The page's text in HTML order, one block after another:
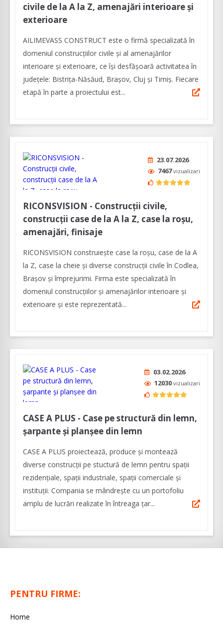
civile de la A la Z, amenajări interioare și
exterioare
AILIMEVASS CONSTRUCT este o firmă specializată în
domeniul construcțiilor civile și al amenajărilor
interioare și exterioare, ce își desfășoară activitatea în
județele: Bistrița-Năsăud, Brașov, Cluj și Timiș. Fiecare
etapă în parte a proiectului est...
23.07.2026
7467vizualizari
RICONSVISION - Construcții civile,
construcții case de la A la Z, case la roșu,
amenajări, finisaje
RICONSVISION construiește case la roșu, case de la A
la Z, case la cheie și diverse construcții civile în Codlea,
Brașov și împrejurimi. Firma este specializată în
domeniul construcțiilor și amenajărilor interioare și
exterioare și este reprezentată...
03.02.2026
12030 vizualizari
CASE A PLUS - Case pe structură din lemn,
șarpante și planșee din lemn
CASE A PLUS proiectează, produce și montează
diverse construcții pe stuctură de lemn pentru spații
rezidențiale, spații industriale, spații comerciale și
instituții. Compania se mândrește cu un portofoliu
amplu de lucrări realizate în întreaga țar...
PENTRU FIRME:
Home